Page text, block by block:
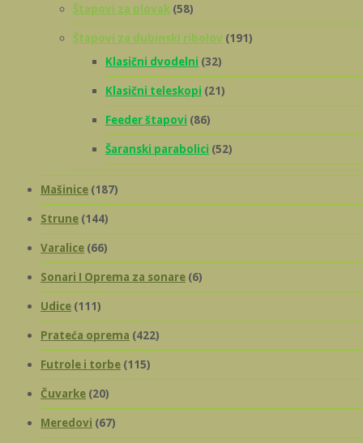
Štapovi za plovak (58)
Štapovi za dubinski ribolov (191)
Klasični dvodelni (32)
Klasični teleskopi (21)
Feeder štapovi (86)
Šaranski parabolici (52)
Mašinice (187)
Strune (144)
Varalice (66)
Sonari I Oprema za sonare (6)
Udice (111)
Prateća oprema (422)
Futrole i torbe (115)
Čuvarke (20)
Meredovi (67)